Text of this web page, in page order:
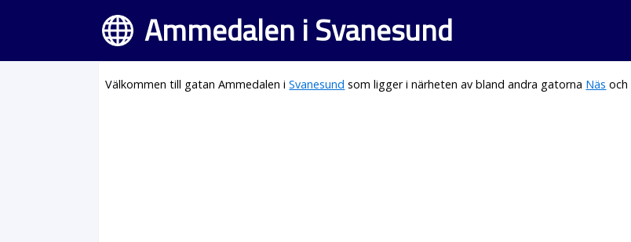
Ammedalen i Svanesund
Välkommen till gatan Ammedalen iSvanesund som ligger i närheten av bland andra gatorna Näs och